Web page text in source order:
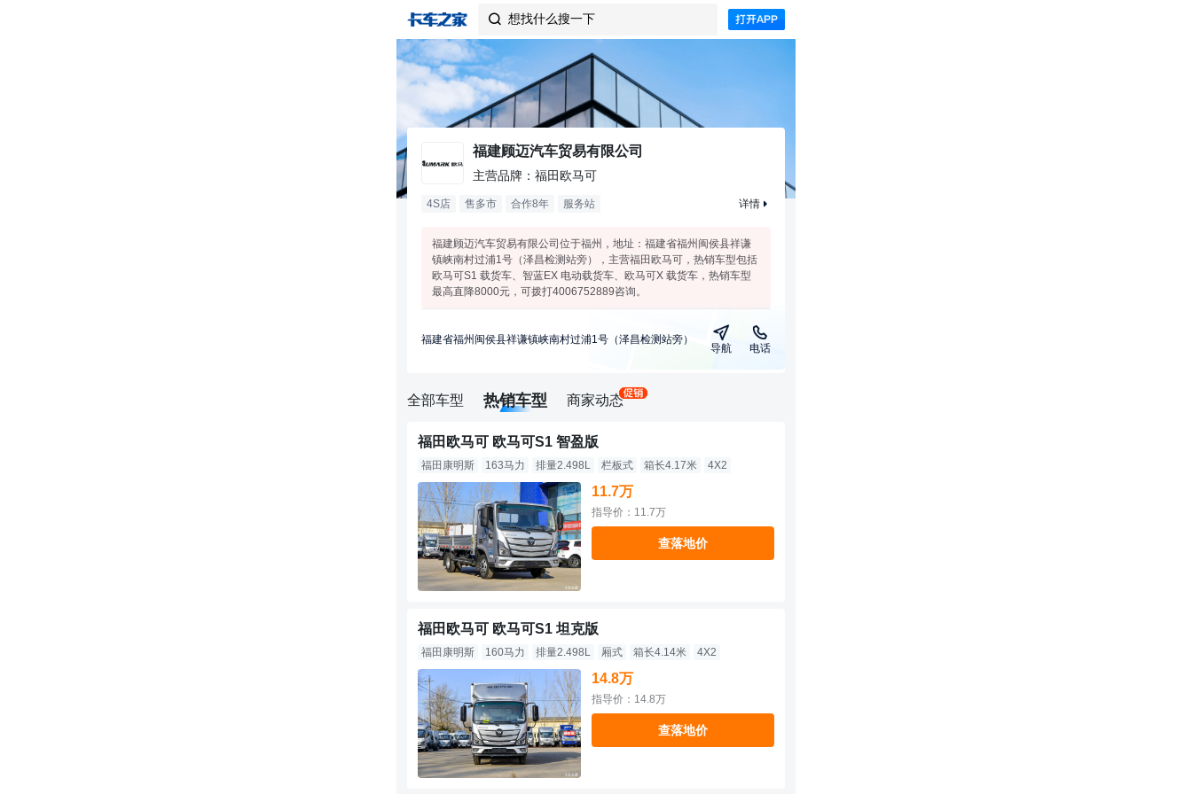
 想找什么搜一下
福建顾迈汽车贸易有限公司
主营品牌：福田欧马可
4S店 售多市 合作8年 服务站 详情
福建顾迈汽车贸易有限公司位于福州，地址：福建省福州闽侯县祥谦
镇峡南村过浦1号（泽昌检测站旁），主营福田欧马可，热销车型包括
欧马可S1 载货车、智蓝EX 电动载货车、欧马可X 载货车，热销车型
最高直降8000元，可拨打4006752889咨询。
福建省福州闽侯县祥谦镇峡南村过浦1号（泽昌检测站旁）
导航 电话
全部车型 热销车型 商家动态
福田欧马可 欧马可S1 智盈版
福田康明斯 163马力 排量2.498L 栏板式 箱长4.17米 4X2
11.7万
指导价：11.7万
查落地价
福田欧马可 欧马可S1 坦克版
福田康明斯 160马力 排量2.498L 厢式 箱长4.14米 4X2
14.8万
指导价：14.8万
查落地价